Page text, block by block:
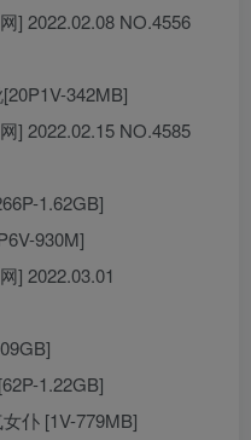
] 2022.02.08 NO.4556
342MB]
] 2022.02.15 NO.4585
1.62GB]
930M]
] 2022.03.01
1.22GB]
仆 [1V-779MB]